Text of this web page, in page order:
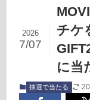
チケ
に当
2026
7/07
抽選で当たる